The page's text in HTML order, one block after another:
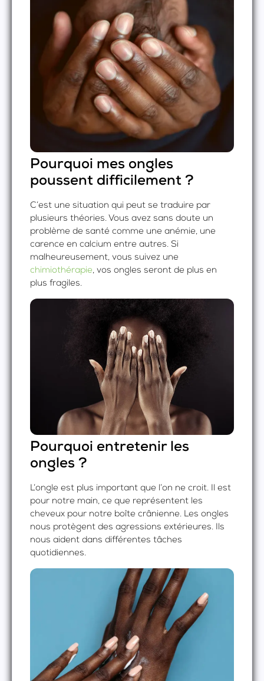
Pourquoi mes ongles
poussent difficilement ?
C’est une situation qui peut se traduire par
plusieurs théories. Vous avez sans doute un
problème de santé comme une anémie, une
carence en calcium entre autres. Si
malheureusement, vous suivez une
chimiothérapie, vos ongles seront de plus en
plus fragiles.
Pourquoi entretenir les
ongles ?
L’ongle est plus important que l’on ne croit. Il est
pour notre main, ce que représentent les
cheveux pour notre boîte crânienne. Les ongles
nous protègent des agressions extérieures. Ils
nous aident dans différentes tâches
quotidiennes.